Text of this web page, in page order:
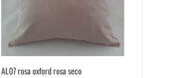
AL07 rosa oxford rosa seco